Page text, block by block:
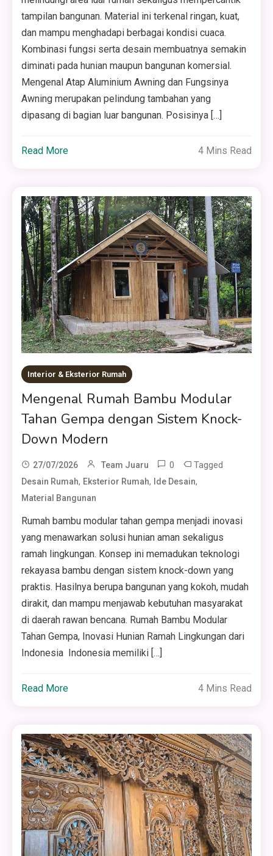
tampilan bangunan. Material ini terkenal ringan, kuat,
dan mampu menghadapi berbagai kondisi cuaca.
Kombinasi fungsi serta desain membuatnya semakin
diminati pada hunian maupun bangunan komersial.
Mengenal Atap Aluminium Awning dan Fungsinya
Awning merupakan pelindung tambahan yang
dipasang di bagian luar bangunan. Posisinya […]
Read More 4 Mins Read
Interior & Eksterior Rumah
Mengenal Rumah Bambu Modular
Tahan Gempa dengan Sistem Knock-
Down Modern
27/07/2026 Team Juaru 0 Tagged
Desain Rumah, Eksterior Rumah, Ide Desain,
Material Bangunan
Rumah bambu modular tahan gempa menjadi inovasi
yang menawarkan solusi hunian aman sekaligus
ramah lingkungan. Konsep ini memadukan teknologi
rekayasa bambu dengan sistem knock-down yang
praktis. Hasilnya berupa bangunan yang kokoh, mudah
dirakit, dan mampu menjawab kebutuhan masyarakat
di daerah rawan bencana. Rumah Bambu Modular
Tahan Gempa, Inovasi Hunian Ramah Lingkungan dari
Indonesia Indonesia memiliki […]
Read More 4 Mins Read